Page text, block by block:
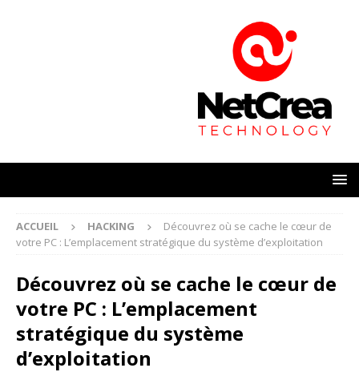
ACCUEIL HACKING
Découvrez où se cache le cœur de
votre PC : L’emplacement stratégique du système d’exploitation
Découvrez où se cache le cœur de
votre PC : L’emplacement
stratégique du système
d’exploitation